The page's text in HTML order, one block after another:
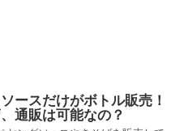
ースだけがボトル販売！
通販は可能なの？